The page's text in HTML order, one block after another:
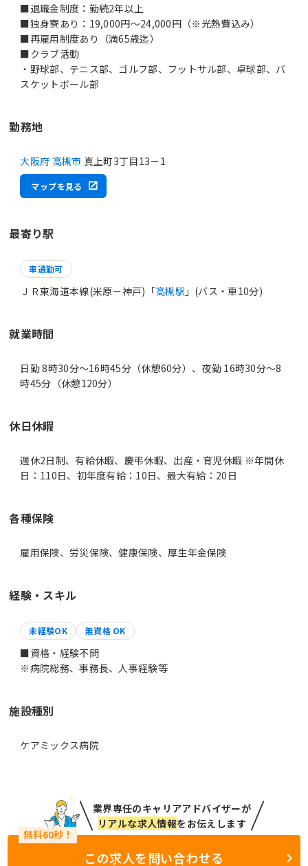
■退職金制度：勤続2年以上
■独身寮あり：19,000円～24,000円（※光熱費込み）
■再雇用制度あり（満65歳迄）
■クラブ活動
・野球部、テニス部、ゴルフ部、フットサル部、卓球部、バ
スケットボール部
勤務地
大阪府 高槻市 真上町3丁目13－1
マップを見る
最寄り駅
車通勤可
ＪＲ東海道本線(米原－神戸)「高槻駅 」(バス・車10分)
就業時間
日勤 8時30分〜16時45分（休憩60分）、夜勤 16時30分〜8
時45分（休憩120分）
休日休暇
週休2日制、有給休暇、慶弔休暇、出産・育児休暇 ※年間休
日：110日、初年度有給：10日、最大有給：20日
各種保険
雇用保険、労災保険、健康保険、厚生年金保険
経験・スキル
未経験OK 無資格 OK
■資格・経験不問
※病院総務、事務長、人事経験等
施設種別
ケアミックス病院
業界専任のキャリアアドバイザーが
リアルな求人情報をお伝えします
この求人を問い合わせる